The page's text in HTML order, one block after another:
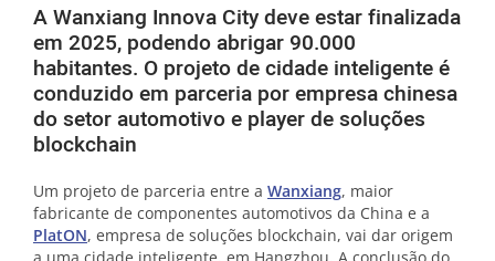
AWanxiang Innova City deve estar finalizada
em 2025, podendo abrigar 90.000
habitantes. O projeto de cidade inteligente é
conduzido em parceria por empresa chinesa
do setor automotivo e player de soluções
blockchain
Um projeto de parceria entre a Wanxiang, maior
fabricante de componentes automotivos da China e a
PlatON, empresa de soluções blockchain, vai dar origem